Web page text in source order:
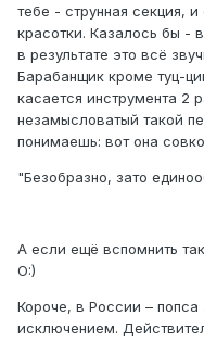
тебе - струнная секция,
красотки. Казалось бы -
в результате это всё
Барабанщик кроме туц-
касается инструмента 2
незамысловатый такой
понимаешь: вот она
"Безобразно, зато
А если ещё вспомнить
O:)
Короче, в России –
исключением.